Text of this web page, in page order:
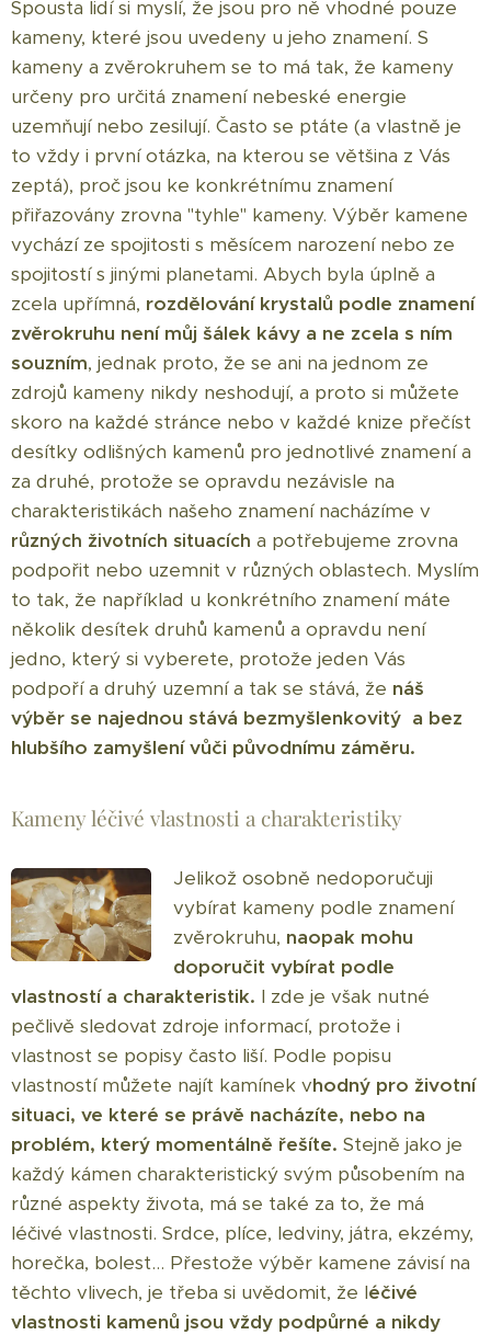
Spousta lidí si myslí, že jsou pro ně vhodné pouze
kameny, které jsou uvedeny u jeho znamení. S
kameny a zvěrokruhem se to má tak, že kameny
určeny pro určitá znamení nebeské energie
uzemňují nebo zesilují. Často se ptáte (a vlastně je
to vždy i první otázka, na kterou se většina z Vás
zeptá), proč jsou ke konkrétnímu znamení
přiřazovány zrovna "tyhle" kameny. Výběr kamene
vychází ze spojitosti s měsícem narození nebo ze
spojitostí s jinými planetami. Abych byla úplně a
zcela upřímná, rozdělování krystalů podle znamení
zvěrokruhu není můj šálek kávy a ne zcela s ním
souzním, jednak proto, že se ani na jednom ze
zdrojů kameny nikdy neshodují, a proto si můžete
skoro na každé stránce nebo v každé knize přečíst
desítky odlišných kamenů pro jednotlivé znamení a
za druhé, protože se opravdu nezávisle na
charakteristikách našeho znamení nacházíme v
různých životních situacích a potřebujeme zrovna
podpořit nebo uzemnit v různých oblastech. Myslím
to tak, že například u konkrétního znamení máte
několik desítek druhů kamenů a opravdu není
jedno, který si vyberete, protože jeden Vás
podpoří a druhý uzemní a tak se stává, že náš
výběr se najednou stává bezmyšlenkovitý a bez
hlubšího zamyšlení vůči původnímu záměru.
Kameny léčivé vlastnosti a charakteristiky
Jelikož osobně nedoporučuji
vybírat kameny podle znamení
zvěrokruhu, naopak mohu
doporučit vybírat podle
vlastností a charakteristik. I zde je však nutné
pečlivě sledovat zdroje informací, protože i
vlastnost se popisy často liší. Podle popisu
vlastností můžete najít kamínek vhodný pro životní
situaci, ve které se právě nacházíte, nebo na
problém, který momentálně řešíte. Stejně jako je
každý kámen charakteristický svým působením na
různé aspekty života, má se také za to, že má
léčivé vlastnosti. Srdce, plíce, ledviny, játra, ekzémy,
horečka, bolest... Přestože výběr kamene závisí na
těchto vlivech, je třeba si uvědomit, že léčivé
vlastnosti kamenů jsou vždy podpůrné a nikdy